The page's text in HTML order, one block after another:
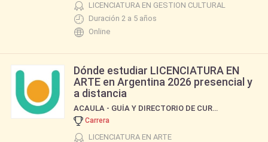
LICENCIATURA EN GESTION CULTURAL
Duración 2 a 5 años
Online
Dónde estudiar LICENCIATURA EN
ARTE en Argentina 2026 presencial y
a distancia
ACAULA - GUÍA Y DIRECTORIO DE CURSOS Y CARRERAS
Carrera
LICENCIATURA EN ARTE